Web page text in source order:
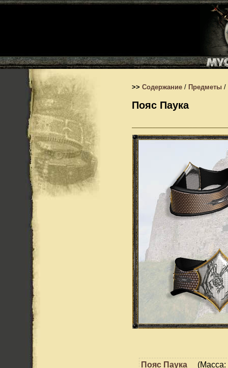
>> Содержание / Предметы /
Пояс Паука
Пояс Паука
(Масса: